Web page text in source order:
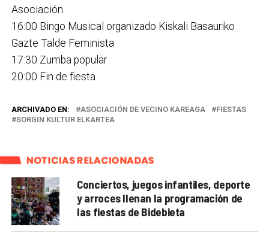
Asociación.
16:00 Bingo Musical organizado Kiskali Basauriko
Gazte Talde Feminista
17:30 Zumba popular
20:00 Fin de fiesta
ARCHIVADO EN: ASOCIACIÓN DE VECINO KAREAGA
FIESTAS
SORGIN KULTUR ELKARTEA
NOTICIAS RELACIONADAS
Conciertos, juegos infantiles, deporte
y arroces llenan la programación de
las fiestas de Bidebieta